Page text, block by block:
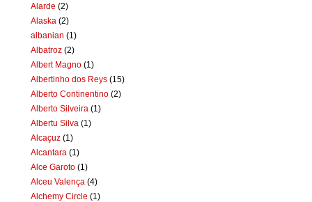
Alarde (2)
Alaska (2)
albanian (1)
Albatroz (2)
Albert Magno (1)
Albertinho dos Reys (15)
Alberto Continentino (2)
Alberto Silveira (1)
Albertu Silva (1)
Alcaçuz (1)
Alcantara (1)
Alce Garoto (1)
Alceu Valença (4)
Alchemy Circle (1)